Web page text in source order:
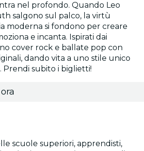
nel profondo. Quando Leo
salgono sul palco, la virtù
moderna si fondono per creare
e incanta. Ispirati dai
cover rock e ballate pop con
dando vita a uno stile unico
Prendi subito i biglietti!
scuole superiori, apprendisti,